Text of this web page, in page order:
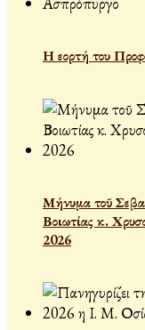
Η εορτή του
Μήνυμα τοῦ
Βοιωτίας κ.
2026